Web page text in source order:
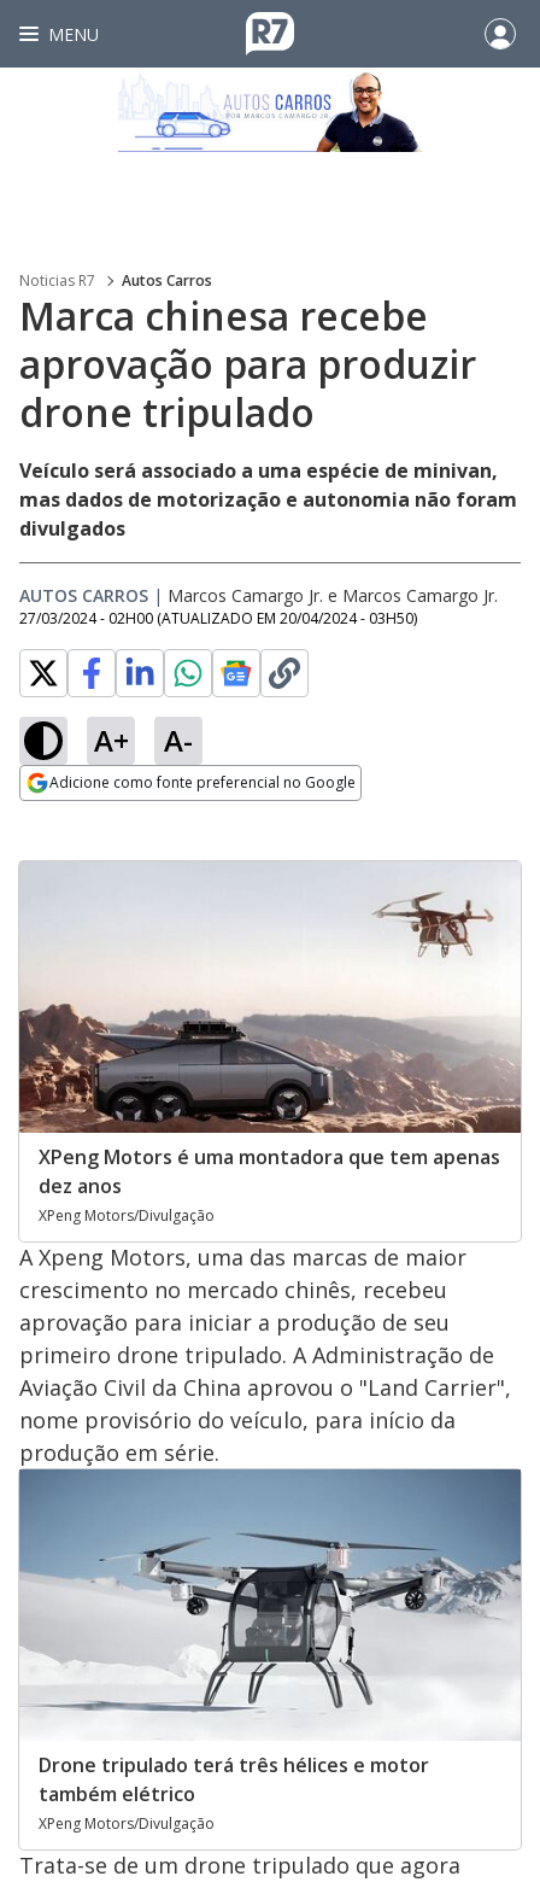
MENU
Noticias R7 Autos Carros
Marca chinesa recebe
aprovação para produzir
drone tripulado
Veículo será associado a uma espécie de minivan,
mas dados de motorização e autonomia não foram
divulgados
AUTOS CARROS | Marcos Camargo Jr. e Marcos Camargo Jr.
27/03/2024 - 02H00 (ATUALIZADO EM 20/04/2024 - 03H50)
A+ A-
Adicione como fonte preferencial no Google
XPeng Motors é uma montadora que tem apenas
dez anos
XPeng Motors/Divulgação
A Xpeng Motors, uma das marcas de maior
crescimento no mercado chinês, recebeu
aprovação para iniciar a produção de seu
primeiro drone tripulado. A Administração de
Aviação Civil da China aprovou o "Land Carrier",
nome provisório do veículo, para início da
produção em série.
Drone tripulado terá três hélices e motor
também elétrico
XPeng Motors/Divulgação
Trata-se de um drone tripulado que agora